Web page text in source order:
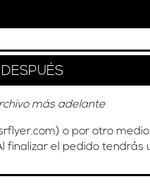
más adelante
) o por otro
finalizar el pedido tendrás